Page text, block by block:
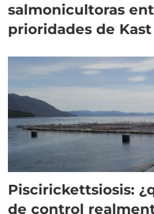
salmonicultoras
prioridades de
Piscirickettsiosis:
de control